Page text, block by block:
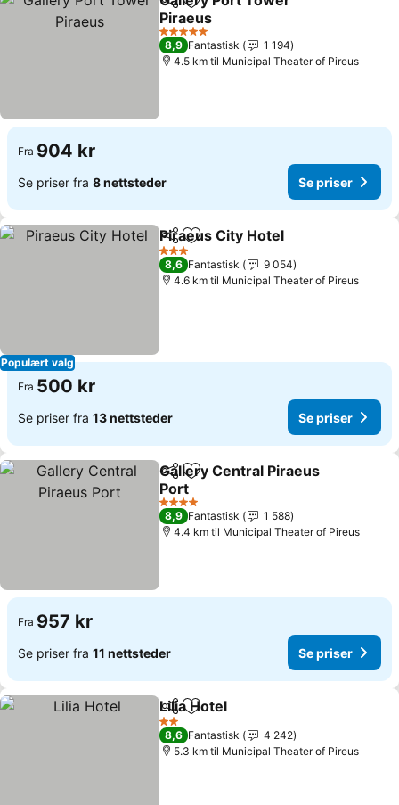
Del Legg til i favoritter
Piraeus
Se priser
5 Stjerner
8,9 Fantastisk
1 194
4.5 km til Municipal Theater of Pireus
Fra 904 kr
Se priser fra 8 nettsteder Se priser
Populært valg
Del Legg til i favoritter
Piraeus City Hotel
3 Stjerner
8,6 Fantastisk
9 054
4.6 km til Municipal Theater of Pireus
Fra 500 kr
Se priser fra 13 nettsteder Se priser
Del Legg til i favoritter
Gallery Central Piraeus
Port
Se priser
4 Stjerner
8,9 Fantastisk
1 588
4.4 km til Municipal Theater of Pireus
Fra 957 kr
Se priser fra 11 nettsteder Se priser
Del Legg til i favoritter
Lilia Hotel
2 Stjerner
8,6 Fantastisk
4 242
5.3 km til Municipal Theater of Pireus